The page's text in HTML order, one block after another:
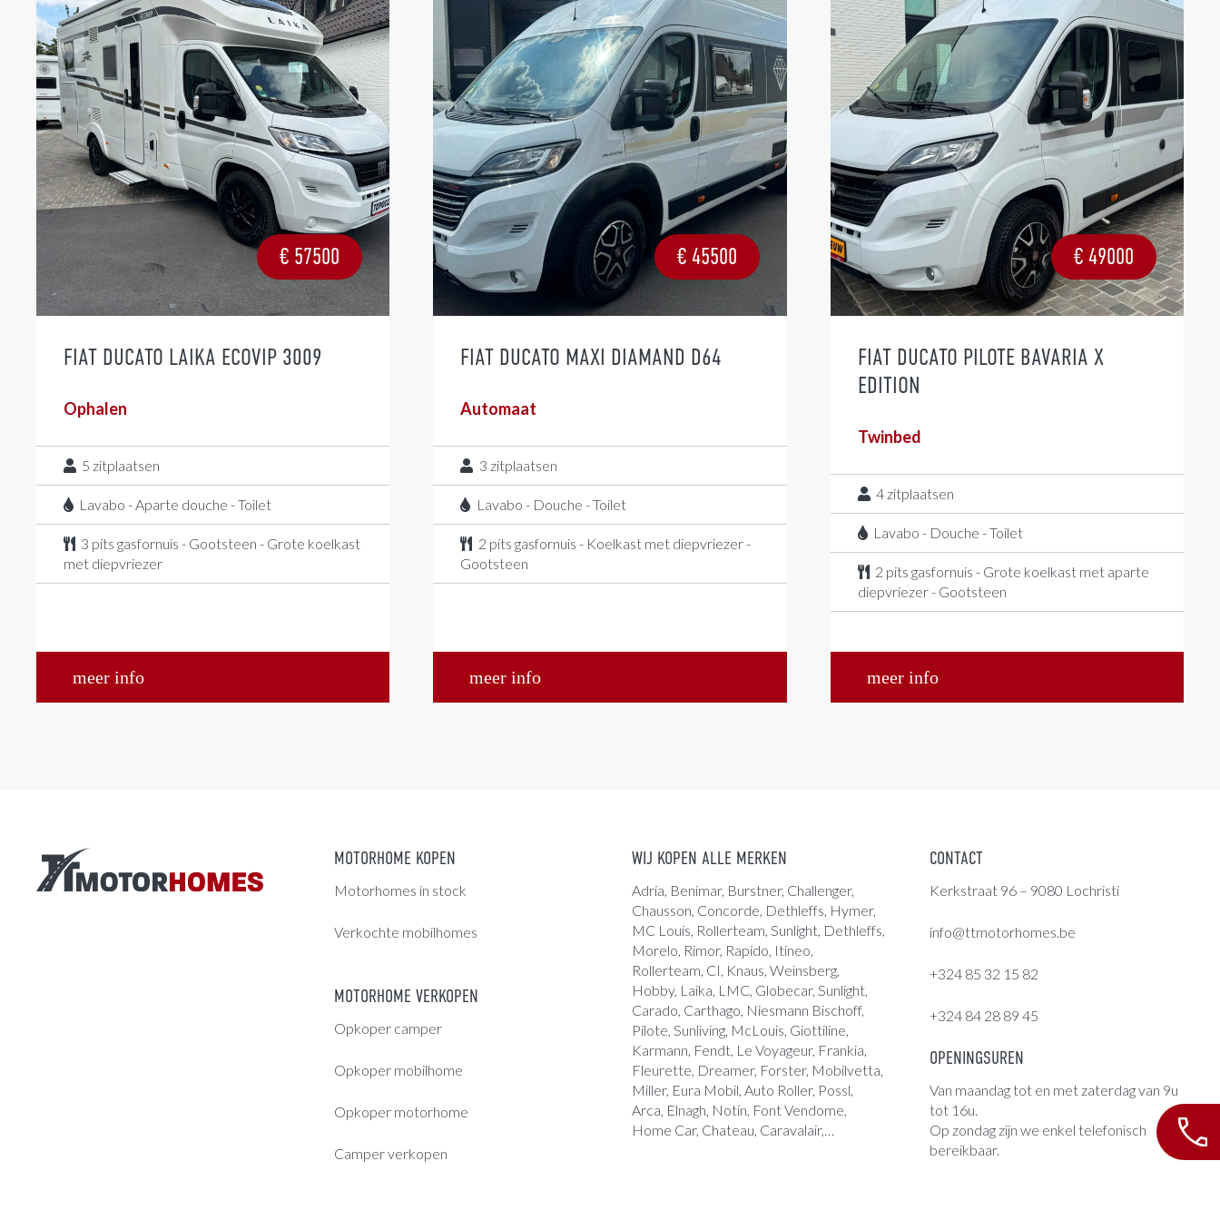
€ 57500
FIAT DUCATO LAIKA ECOVIP 3009
Ophalen
5 zitplaatsen
Lavabo - Aparte douche - Toilet
3 pits gasfornuis - Gootsteen - Grote koelkast
met diepvriezer
meer info
€ 45500
FIAT DUCATO MAXI DIAMAND D64
Automaat
3 zitplaatsen
Lavabo - Douche - Toilet
2 pits gasfornuis - Koelkast met diepvriezer -
Gootsteen
meer info
€ 49000
FIAT DUCATO PILOTE BAVARIA X
EDITION
Twinbed
4 zitplaatsen
Lavabo - Douche - Toilet
2 pits gasfornuis - Grote koelkast met aparte
diepvriezer - Gootsteen
meer info
MOTORHOME KOPEN
Motorhomes in stock
Verkochte mobilhomes
MOTORHOME VERKOPEN
Opkoper camper
Opkoper mobilhome
Opkoper motorhome
Camper verkopen
WIJ KOPEN ALLE MERKEN
Adria, Benimar, Burstner, Challenger,
Chausson, Concorde, Dethleffs, Hymer,
MC Louis, Rollerteam, Sunlight, Dethleffs,
Morelo, Rimor, Rapido, Itineo,
Rollerteam, CI, Knaus, Weinsberg,
Hobby, Laika, LMC, Globecar, Sunlight,
Carado, Carthago, Niesmann Bischoff,
Pilote, Sunliving, McLouis, Giottiline,
Karmann, Fendt, Le Voyageur, Frankia,
Fleurette, Dreamer, Forster, Mobilvetta,
Miller, Eura Mobil, Auto Roller, Possl,
Arca, Elnagh, Notin, Font Vendome,
Home Car, Chateau, Caravalair,…
CONTACT
Kerkstraat 96 – 9080 Lochristi
info@ttmotorhomes.be
+324 85 32 15 82
+324 84 28 89 45
OPENINGSUREN
Van maandag tot en met zaterdag van 9u
tot 16u.
Op zondag zijn we enkel telefonisch
bereikbaar.